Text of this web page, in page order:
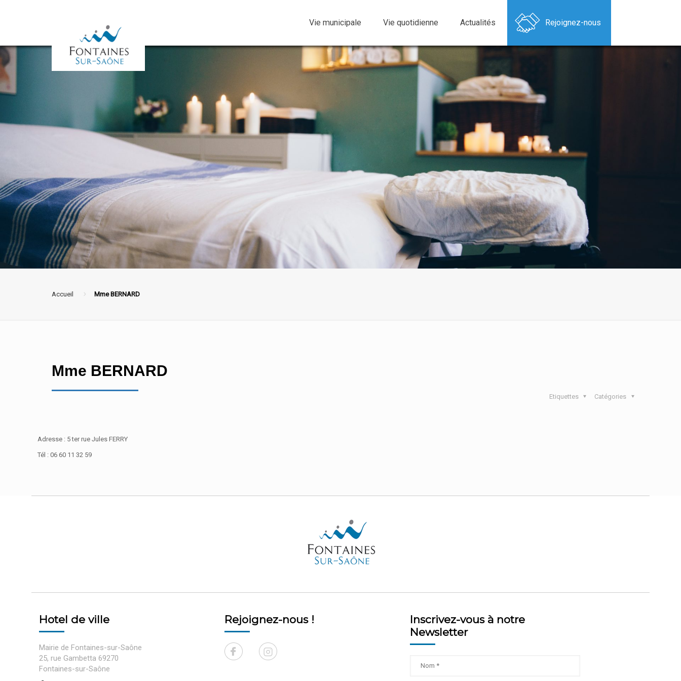
Vie municipale Vie quotidienne Actualités Rejoignez-nous
Accueil Mme BERNARD
Mme BERNARD
Catégories
Etiquettes
Adresse : 5 ter rue Jules FERRY
Tél : 06 60 11 32 59
Hotel de ville
Mairie de Fontaines-sur-Saône
25, rue Gambetta 69270
Fontaines-sur-Saône
Rejoignez-nous !
Inscrivez-vous à notre
Newsletter